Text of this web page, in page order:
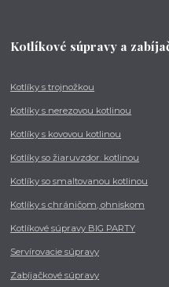
Kotlíkové súpravy a
Kotlíky s trojnožkou
Kotlíky s nerezovou kotlinou
Kotlíky s kovovou kotlinou
Kotlíky so žiaruvzdor. kotlinou
Kotlíky so smaltovanou kotlinou
Kotlíky s chráničom, ohniskom
Kotlíkové súpravy BIG PARTY
Servírovacie súpravy
Zabíjačkové súpravy